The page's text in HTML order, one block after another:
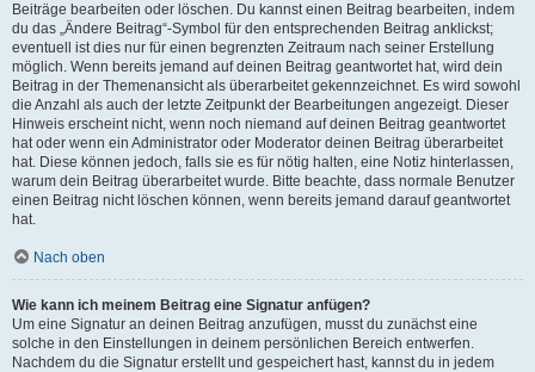
Beiträge bearbeiten oder löschen. Du kannst einen Beitrag bearbeiten, indem
du das „Ändere Beitrag“-Symbol für den entsprechenden Beitrag anklickst;
eventuell ist dies nur für einen begrenzten Zeitraum nach seiner Erstellung
möglich. Wenn bereits jemand auf deinen Beitrag geantwortet hat, wird dein
Beitrag in der Themenansicht als überarbeitet gekennzeichnet. Es wird sowohl
die Anzahl als auch der letzte Zeitpunkt der Bearbeitungen angezeigt. Dieser
Hinweis erscheint nicht, wenn noch niemand auf deinen Beitrag geantwortet
hat oder wenn ein Administrator oder Moderator deinen Beitrag überarbeitet
hat. Diese können jedoch, falls sie es für nötig halten, eine Notiz hinterlassen,
warum dein Beitrag überarbeitet wurde. Bitte beachte, dass normale Benutzer
einen Beitrag nicht löschen können, wenn bereits jemand darauf geantwortet
hat.
Nach oben
Wie kann ich meinem Beitrag eine Signatur anfügen?
Um eine Signatur an deinen Beitrag anzufügen, musst du zunächst eine
solche in den Einstellungen in deinem persönlichen Bereich entwerfen.
Nachdem du die Signatur erstellt und gespeichert hast, kannst du in jedem